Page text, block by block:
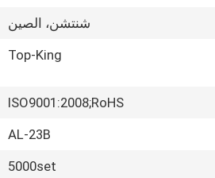
شنتشن، الصين
Top-King
ISO9001:2008;RoHS
AL-23B
5000set